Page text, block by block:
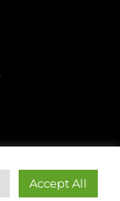
Accept All